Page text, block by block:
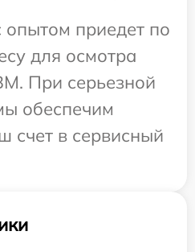
приедет по
для осмотра
При серьезной
обеспечим
счет в сервисный